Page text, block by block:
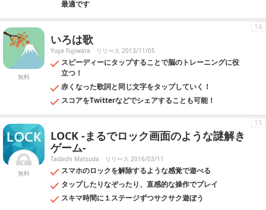
最適です
無料
いろは歌
Yuya Fujiwara リリース 2013/11/05
スピーディーにタップすることで脳のトレーニングに役
立つ！
赤くなった歌詞と同じ文字をタップしていく！
スコアをTwitterなどでシェアすることも可能！
14
無料
LOCK -まるでロック画面のような謎解き
ゲーム-
Tadashi Matsuda リリース 2016/03/11
スマホのロックを解除するような感覚で遊べる
タップしたりなぞったり、直感的な操作でプレイ
スキマ時間に１ステージずつサクサク遊ぼう
15